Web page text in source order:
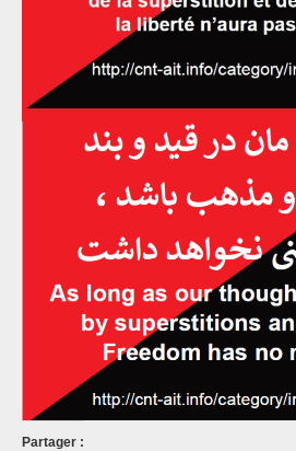
Partager :